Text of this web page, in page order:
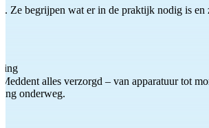
Ze begrijpen wat er in de praktijk nodig is
alles verzorgd – van apparatuur tot
onderweg.